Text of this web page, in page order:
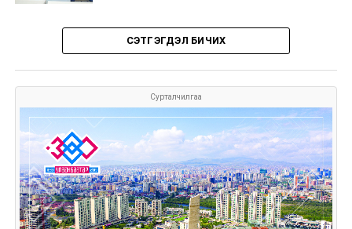
СЭТГЭГДЭЛ БИЧИХ
Сурталчилгаа